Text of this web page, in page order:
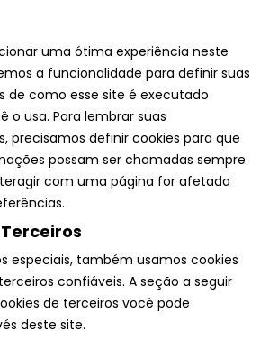
uma ótima experiência neste
a funcionalidade para definir suas
de como esse site é executado
o usa. Para lembrar suas
precisamos definir cookies para que
possam ser chamadas sempre
com uma página for afetada
especiais, também usamos cookies
confiáveis. A seção a seguir
de terceiros você pode
deste site.